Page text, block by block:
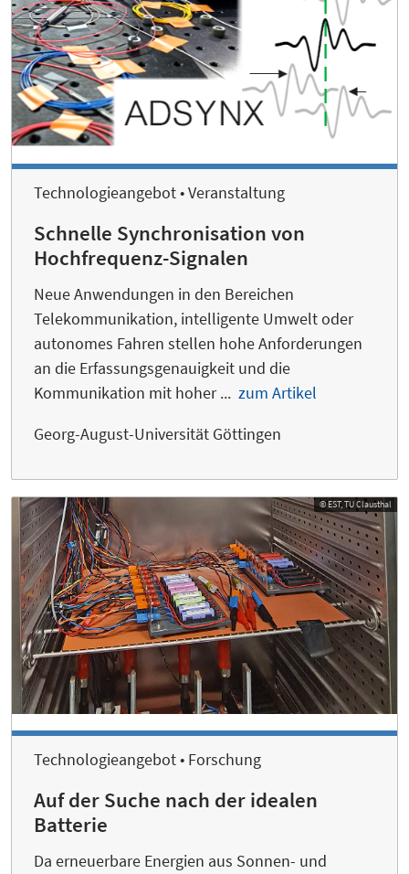
Technologieangebot • Veranstaltung
Schnelle Synchronisation von
Hochfrequenz-Signalen
Neue Anwendungen in den Bereichen
Telekommunikation, intelligente Umwelt oder
autonomes Fahren stellen hohe Anforderungen
an die Erfassungsgenauigkeit und die
Kommunikation mit hoher ... zum Artikel
Georg-August-Universität Göttingen
© EST, TU Clausthal
Technologieangebot • Forschung
Auf der Suche nach der idealen
Batterie
Da erneuerbare Energien aus Sonnen- und